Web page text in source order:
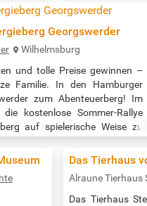
planten-
übernehmen
zu den
der Botschaft der
Georgswerder
Wilhelmsburg
und tolle Preise gewinnen –
Familie. In den Hamburger
zum Abenteuerberg! Im
kostenlose Sommer-Rallye
auf spielerische Weise zu
Das Tierhaus
Alraune Tierhaus
Das Tierhaus